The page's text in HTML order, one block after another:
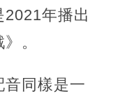
年播出
。
音同樣是一